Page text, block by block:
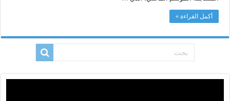
أكمل القراءة »